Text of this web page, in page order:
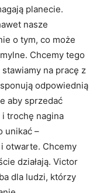
planecie.
nasze
o tym, co może
Chcemy tego
na pracę z
odpowiednią
aby sprzedać
trochę nagina
unikać –
otwarte. Chcemy
działają. Victor
dla ludzi, którzy